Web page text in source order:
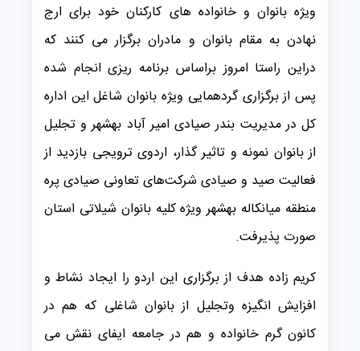
ویژه بانوان و خانواده های کارکنان خود برای ارج
نهادن به مقام بانوان و مادران برگزار می کنند که
دراین راستا امروز براساس برنامه ریزی انجام شده
پس از برگزاری گردهمایی ویژه بانوان شاغل این اداره
کل در مدیریت بندر صیادی امیر آباد بهشهر و تجلیل
از بانوان نمونه و تاثیر گذار، اردوی ترویجی بازدید از
فعالیت صید و صیادی شرکت‌های تعاونی صیادی پره
منطقه میانکاله بهشهر ویژه کلیه بانوان شیلاتی استان
صورت پذیرفت.
کریم زاده هدف از برگزاری این اردو را ایجاد نشاط و
افزایش انگیزه وتجلیل از بانوان شاغلی که هم در
کانون گرم خانواده و هم در جامعه ایفای نقش می